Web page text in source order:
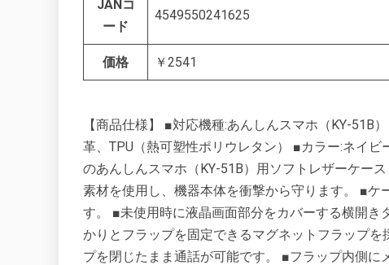
JANコ
ード
4549550241625
価格 ￥2541
【商品仕様】 ■対応機種:あんしんスマホ（KY-51B
革、TPU（熱可塑性ポリウレタン） ■カラー:ネイ
のあんしんスマホ（KY-51B）用ソフトレザーケー
素材を使用し、機器本体を衝撃から守ります。 ■ケ
す。 ■未使用時に液晶画面部分をカバーする横開
かりとフラップを固定できるマグネットフラップ
プを閉じたまま通話が可能です。 ■フラップ内側